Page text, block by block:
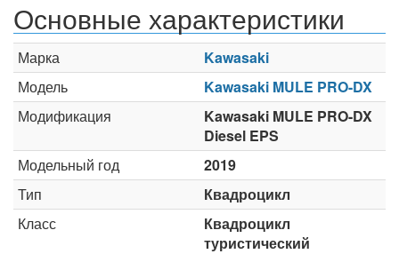
Основные характеристики
Марка
Kawasaki
Модель
Kawasaki MULE PRO-DX
Модификация
Kawasaki MULE PRO-DX
Diesel EPS
Модельный год
2019
Тип
Квадроцикл
Класс
Квадроцикл
туристический